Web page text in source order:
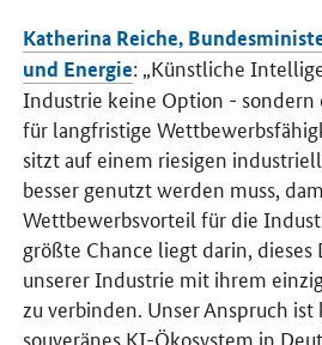
Katherina Reiche,
und Energie: „Künstliche
Industrie keine Option - sondern
für langfristige
sitzt auf einem riesigen
besser genutzt werden muss,
Wettbewerbsvorteil für die
größte Chance liegt darin, dieses
unserer Industrie mit ihrem
zu verbinden. Unser Anspruch
souveränes KI-Ökosystem in